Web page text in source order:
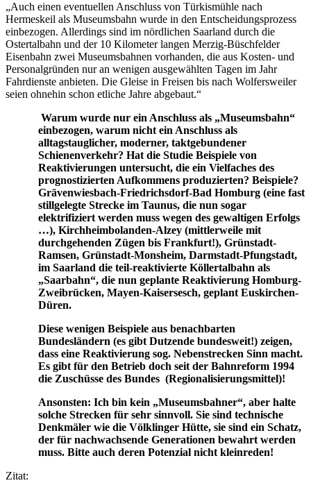
„Auch einen eventuellen Anschluss von Türkismühle nach
Hermeskeil als Museumsbahn wurde in den Entscheidungsprozess
einbezogen. Allerdings sind im nördlichen Saarland durch die
Ostertalbahn und der 10 Kilometer langen Merzig-Büschfelder
Eisenbahn zwei Museumsbahnen vorhanden, die aus Kosten- und
Personalgründen nur an wenigen ausgewählten Tagen im Jahr
Fahrdienste anbieten. Die Gleise in Freisen bis nach Wolfersweiler
seien ohnehin schon etliche Jahre abgebaut.“
Warum wurde nur ein Anschluss als „Museumsbahn“
einbezogen, warum nicht ein Anschluss als
alltagstauglicher, moderner, taktgebundener
Schienenverkehr? Hat die Studie Beispiele von
Reaktivierungen untersucht, die ein Vielfaches des
prognostizierten Aufkommens produzierten? Beispiele?
Grävenwiesbach-Friedrichsdorf-Bad Homburg (eine fast
stillgelegte Strecke im Taunus, die nun sogar
elektrifiziert werden muss wegen des gewaltigen Erfolgs
…), Kirchheimbolanden-Alzey (mittlerweile mit
durchgehenden Zügen bis Frankfurt!), Grünstadt-
Ramsen, Grünstadt-Monsheim, Darmstadt-Pfungstadt,
im Saarland die teil-reaktivierte Köllertalbahn als
„Saarbahn“, die nun geplante Reaktivierung Homburg-
Zweibrücken, Mayen-Kaisersesch, geplant Euskirchen-
Düren.
Diese wenigen Beispiele aus benachbarten
Bundesländern (es gibt Dutzende bundesweit!) zeigen,
dass eine Reaktivierung sog. Nebenstrecken Sinn macht.
Es gibt für den Betrieb doch seit der Bahnreform 1994
die Zuschüsse des Bundes (Regionalisierungsmittel)!
Ansonsten: Ich bin kein „Museumsbahner“, aber halte
solche Strecken für sehr sinnvoll. Sie sind technische
Denkmäler wie die Völklinger Hütte, sie sind ein Schatz,
der für nachwachsende Generationen bewahrt werden
muss. Bitte auch deren Potenzial nicht kleinreden!
Zitat: